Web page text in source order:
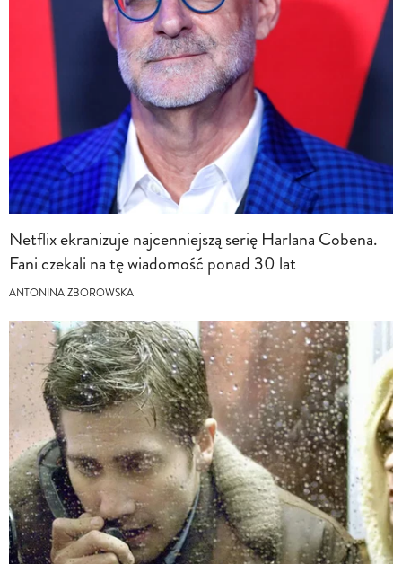
Netflix ekranizuje najcenniejszą serię Harlana Cobena.
Fani czekali na tę wiadomość ponad 30 lat
ANTONINA ZBOROWSKA